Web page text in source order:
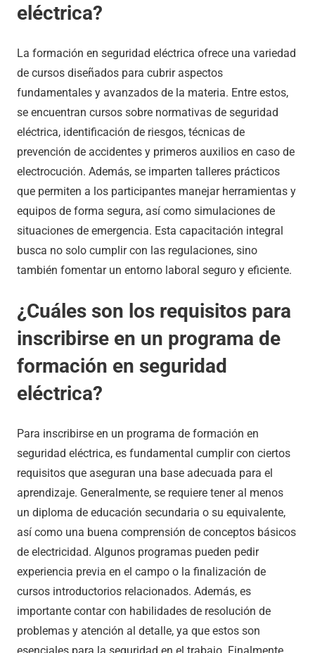
eléctrica?
La formación en seguridad eléctrica ofrece una variedad
de cursos diseñados para cubrir aspectos
fundamentales y avanzados de la materia. Entre estos,
se encuentran cursos sobre normativas de seguridad
eléctrica, identificación de riesgos, técnicas de
prevención de accidentes y primeros auxilios en caso de
electrocución. Además, se imparten talleres prácticos
que permiten a los participantes manejar herramientas y
equipos de forma segura, así como simulaciones de
situaciones de emergencia. Esta capacitación integral
busca no solo cumplir con las regulaciones, sino
también fomentar un entorno laboral seguro y eficiente.
¿Cuáles son los requisitos para
inscribirse en un programa de
formación en seguridad
eléctrica?
Para inscribirse en un programa de formación en
seguridad eléctrica, es fundamental cumplir con ciertos
requisitos que aseguran una base adecuada para el
aprendizaje. Generalmente, se requiere tener al menos
un diploma de educación secundaria o su equivalente,
así como una buena comprensión de conceptos básicos
de electricidad. Algunos programas pueden pedir
experiencia previa en el campo o la finalización de
cursos introductorios relacionados. Además, es
importante contar con habilidades de resolución de
problemas y atención al detalle, ya que estos son
esenciales para la seguridad en el trabajo. Finalmente,